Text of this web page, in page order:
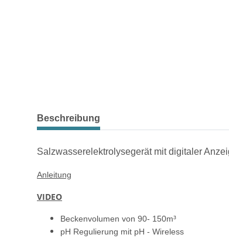
weitere Registerkarten anzeigen
Beschreibung
Salzwasserelektrolysegerät mit digitaler
Anleitung
VIDEO
Beckenvolumen von 90- 150m³
pH Regulierung mit pH - Wireless